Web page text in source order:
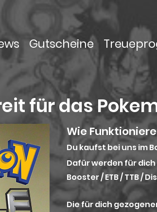
Gutscheine
für das
Wie
Du kaufst bei uns im
Dafür werden für
Booster / ETB / TTB /
Die für dich